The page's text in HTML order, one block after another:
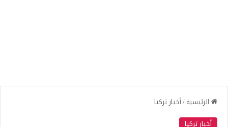
الرئيسية/أخبار تركيا
أخبار تركيا